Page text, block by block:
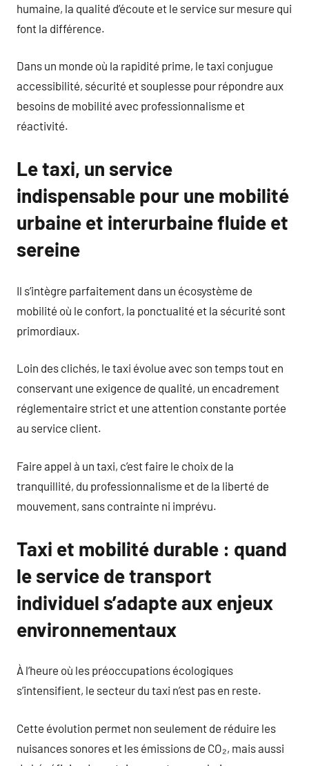
humaine, la qualité d’écoute et le service sur mesure qui
font la différence.
Dans un monde où la rapidité prime, le taxi conjugue
accessibilité, sécurité et souplesse pour répondre aux
besoins de mobilité avec professionnalisme et
réactivité.
Le taxi, un service
indispensable pour une mobilité
urbaine et interurbaine fluide et
sereine
Il s’intègre parfaitement dans un écosystème de
mobilité où le confort, la ponctualité et la sécurité sont
primordiaux.
Loin des clichés, le taxi évolue avec son temps tout en
conservant une exigence de qualité, un encadrement
réglementaire strict et une attention constante portée
au service client.
Faire appel à un taxi, c’est faire le choix de la
tranquillité, du professionnalisme et de la liberté de
mouvement, sans contrainte ni imprévu.
Taxi et mobilité durable : quand
le service de transport
individuel s’adapte aux enjeux
environnementaux
À l’heure où les préoccupations écologiques
s’intensifient, le secteur du taxi n’est pas en reste.
Cette évolution permet non seulement de réduire les
nuisances sonores et les émissions de CO₂, mais aussi